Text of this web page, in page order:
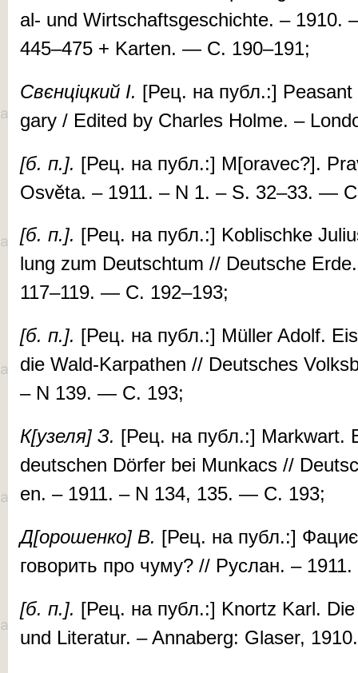
al- und Wirt­schafts­­ge­schichte. – 1910.
445–475 + Karten. — С. 190–191;
Свєн­ціц­кий І. [Рец. на публ.:]
gary / Edi­ted by Char­les Holme. –
[б. п.]. [Рец. на публ.:] M[o­ra­vec?].
Osvě­ta. – 1911. – N 1. – S. 32–33. —
[б. п.]. [Рец. на публ.:] Kob­lischke
lung zum Deutsch­­tum // Deutsche
117–119. — С. 192–193;
[б. п.]. [Рец. на публ.:] Müll­er Adolf.
die Wald-Kar­pathen // Deu­tsches
– N 139. — С. 193;
К[узе­ля] З. [Рец. на публ.:] Mark­wart.
deutschen Dörfer bei Mun­kacs //
en. – 1911. – N 134, 135. — С. 193;
Д[оро­шен­ко] В. [Рец. на публ.:]
го­во­рить про чу­му? // Рус­лан. –
[б. п.]. [Рец. на публ.:] Knortz Karl.
und Litera­tur. – An­na­berg: Glaser,